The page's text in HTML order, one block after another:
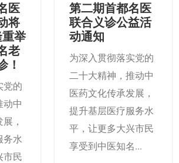
医
将
重举
老
！
动中
，
务水
市民
第二期首都名医
联合义诊公益活
动通知
为深入贯彻落实党的
二十大精神，推动中
医药文化传承发展，
提升基层医疗服务水
平，让更多大兴市民
享受到中医知名...